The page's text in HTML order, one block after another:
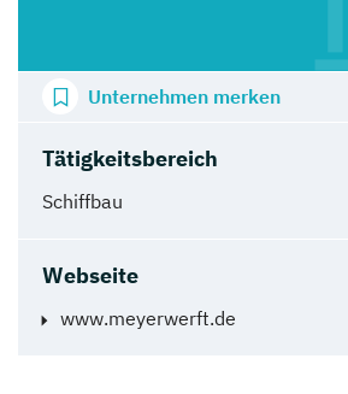
Tätigkeitsbereich
Schiffbau
Webseite
www.meyerwerft.de
Unternehmen merken